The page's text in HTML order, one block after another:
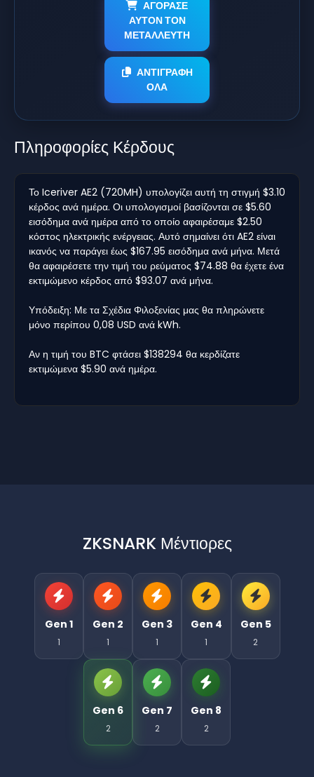
ΑΓΟΡΑΣΕ
ΑΥΤΟΝ ΤΟΝ
ΜΕΤΑΛΛΕΥΤΗ
ΑΝΤΙΓΡΑΦΗ
ΟΛΑ
Πληροφορίες Κέρδους
Το Iceriver AE2 (720MH) υπολογίζει αυτή τη στιγμή $3.10
κέρδος ανά ημέρα. Οι υπολογισμοί βασίζονται σε $5.60
εισόδημα ανά ημέρα από το οποίο αφαιρέσαμε $2.50
κόστος ηλεκτρικής ενέργειας. Αυτό σημαίνει ότι AE2 είναι
ικανός να παράγει έως $167.95 εισόδημα ανά μήνα. Μετά
θα αφαιρέσετε την τιμή του ρεύματος $74.88 θα έχετε ένα
εκτιμώμενο κέρδος από $93.07 ανά μήνα.
Υπόδειξη: Με τα Σχέδια Φιλοξενίας μας θα πληρώνετε
μόνο περίπου 0,08 USD ανά kWh.
Αν η τιμή του BTC φτάσει $138294 θα κερδίζατε
εκτιμώμενα $5.90 ανά ημέρα.
ZKSNARK Μέντιορες
Gen 1
1
Gen 2
1
Gen 3
1
Gen 4
1
Gen 5
2
Gen 6
2
Gen 7
2
Gen 8
2